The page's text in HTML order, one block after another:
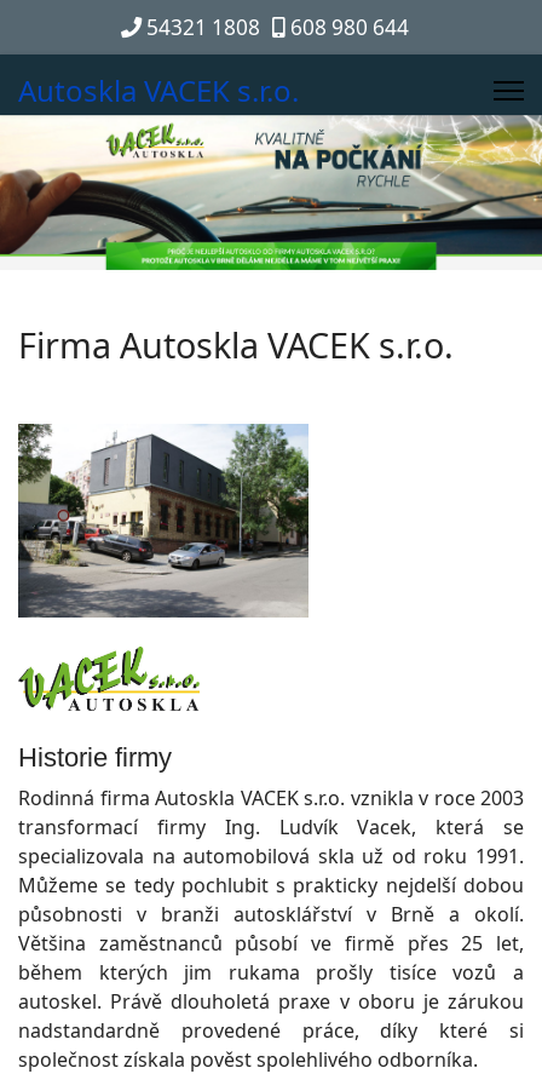
54321 1808 608 980 644
Autoskla VACEK s.r.o.
Firma Autoskla VACEK s.r.o.
Historie firmy
Rodinná firma Autoskla VACEK s.r.o. vznikla v roce 2003
transformací firmy Ing. Ludvík Vacek, která se
specializovala na automobilová skla už od roku 1991.
Můžeme se tedy pochlubit s prakticky nejdelší dobou
působnosti v branži autosklářství v Brně a okolí.
Většina zaměstnanců působí ve firmě přes 25 let,
během kterých jim rukama prošly tisíce vozů a
autoskel. Právě dlouholetá praxe v oboru je zárukou
nadstandardně provedené práce, díky které si
společnost získala pověst spolehlivého odborníka.